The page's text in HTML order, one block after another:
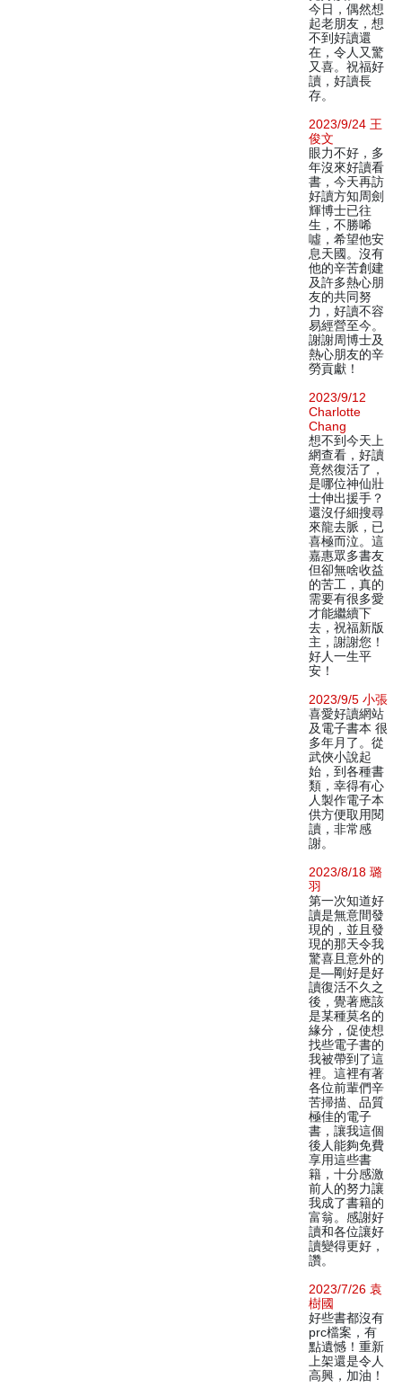
今日，偶然想
起老朋友，想
不到好讀還
在，令人又驚
又喜。祝福好
讀，好讀長
存。
2023/9/24 王
俊文
眼力不好，多
年沒來好讀看
書，今天再訪
好讀方知周劍
輝博士已往
生，不勝唏
噓，希望他安
息天國。沒有
他的辛苦創建
及許多熱心朋
友的共同努
力，好讀不容
易經營至今。
謝謝周博士及
熱心朋友的辛
勞貢獻！
2023/9/12
Charlotte
Chang
想不到今天上
網查看，好讀
竟然復活了，
是哪位神仙壯
士伸出援手？
還沒仔細搜尋
來龍去脈，已
喜極而泣。這
嘉惠眾多書友
但卻無啥收益
的苦工，真的
需要有很多愛
才能繼續下
去，祝福新版
主，謝謝您！
好人一生平
安！
2023/9/5 小張
喜愛好讀網站
及電子書本 很
多年月了。從
武俠小說起
始，到各種書
類，幸得有心
人製作電子本
供方便取用閱
讀，非常感
謝。
2023/8/18 璐
羽
第一次知道好
讀是無意間發
現的，並且發
現的那天令我
驚喜且意外的
是—剛好是好
讀復活不久之
後，覺著應該
是某種莫名的
緣分，促使想
找些電子書的
我被帶到了這
裡。這裡有著
各位前輩們辛
苦掃描、品質
極佳的電子
書，讓我這個
後人能夠免費
享用這些書
籍，十分感激
前人的努力讓
我成了書籍的
富翁。感謝好
讀和各位讓好
讀變得更好，
讚。
2023/7/26 袁
樹國
好些書都沒有
prc檔案，有
點遺憾！重新
上架還是令人
高興，加油！